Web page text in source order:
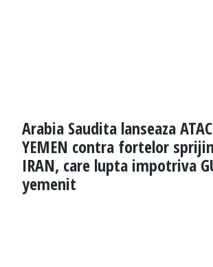
Arabia Saudita lanseaza
YEMEN contra fortelor
IRAN, care lupta impotriva
yemenit